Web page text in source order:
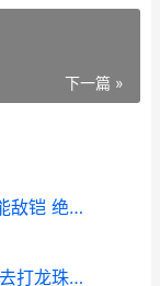
下一篇 »
绝顶铠出装铭文组合策略（打造无人能敌铠 绝顶铠出装铭文怎么出
保卫龙珠游戏锦集策略 龙珠秘境怎么去打龙珠护卫